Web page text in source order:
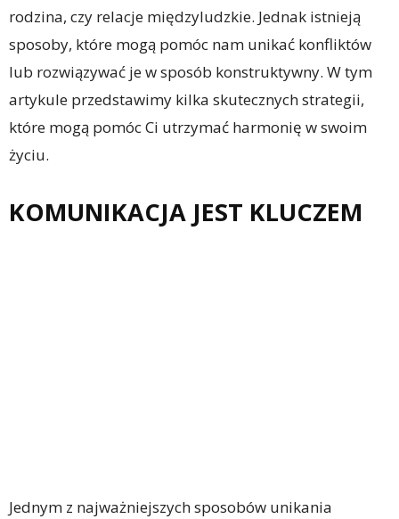
rodzina, czy relacje międzyludzkie. Jednak istnieją
sposoby, które mogą pomóc nam unikać konfliktów
lub rozwiązywać je w sposób konstruktywny. W tym
artykule przedstawimy kilka skutecznych strategii,
które mogą pomóc Ci utrzymać harmonię w swoim
życiu.
KOMUNIKACJA JEST KLUCZEM
Jednym z najważniejszych sposobów unikania